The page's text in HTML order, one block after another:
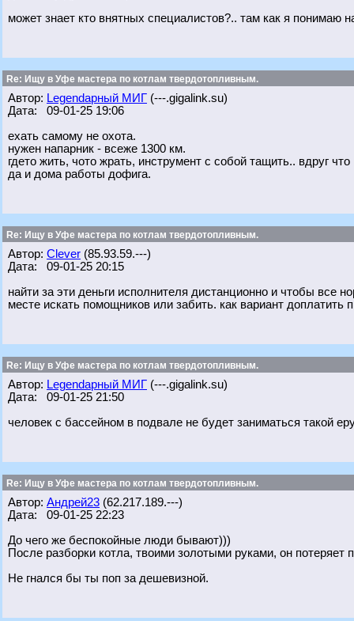
может знает кто внятных специалистов?.. там как я понимаю
Re: Ищу в Уфе мастера по котлам твердотопливным.
Автор: Legendарный МИГ (---.gigalink.su)
Дата: 09-01-25 19:06
ехать самому не охота.
нужен напарник - всеже 1300 км.
гдето жить, чото жрать, инструмент с собой тащить.. вдруг что
да и дома работы дофига.
Re: Ищу в Уфе мастера по котлам твердотопливным.
Автор: Clever (85.93.59.---)
Дата: 09-01-25 20:15
найти за эти деньги исполнителя дистанционно и чтобы все
месте искать помощников или забить. как вариант
Re: Ищу в Уфе мастера по котлам твердотопливным.
Автор: Legendарный МИГ (---.gigalink.su)
Дата: 09-01-25 21:50
человек с бассейном в подвале не будет заниматься такой
Re: Ищу в Уфе мастера по котлам твердотопливным.
Автор: Андрей23 (62.217.189.---)
Дата: 09-01-25 22:23
До чего же беспокойные люди бывают)))
После разборки котла, твоими золотыми руками, он
Не гнался бы ты поп за дешевизной.